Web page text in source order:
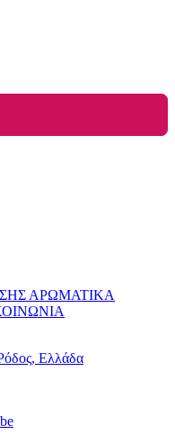
ΑΡΩΜΑΤΙΚΑ
Ελλάδα